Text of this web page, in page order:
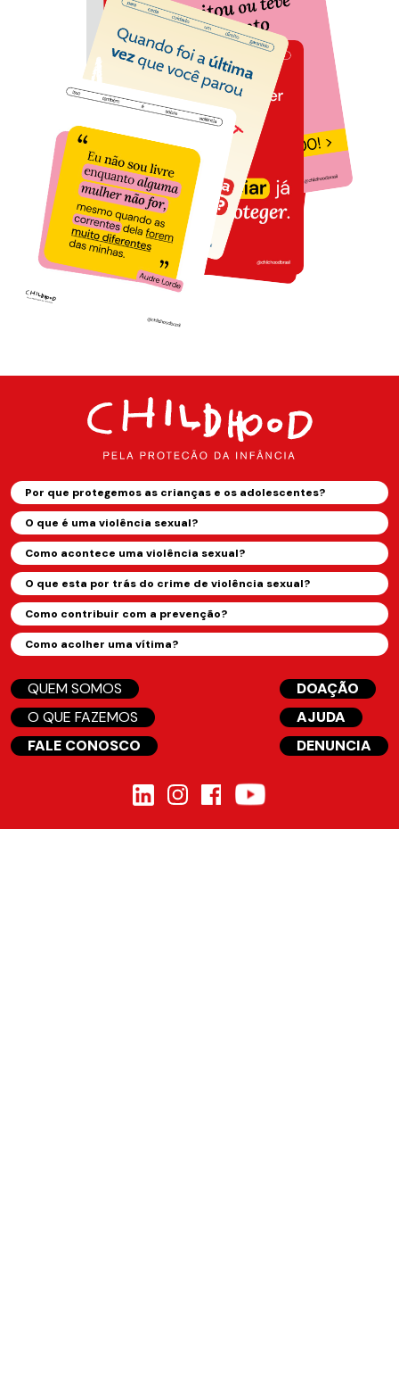
Por que protegemos as crianças e os adolescentes?
O que é uma violência sexual?
Como acontece uma violência sexual?
O que esta por trás do crime de violência sexual?
Como contribuir com a prevenção?
Como acolher uma vítima?
QUEM SOMOS
O QUE FAZEMOS
FALE CONOSCO
DOAÇÃO
AJUDA
DENUNCIA